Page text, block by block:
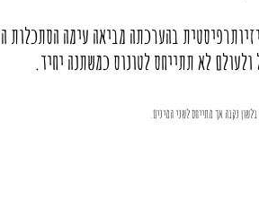
בהערכתה מביאה עימה הסתכלות
ולעולם לא תתייחס לטונוס כמשתנה יחיד.
נקבה אך מתייחס לשני המינים.